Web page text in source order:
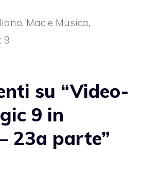
, Mac e Musica,
9
su “Video-
9 in
23a parte”